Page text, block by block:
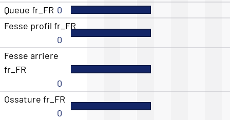
Queue fr_FR 0
Fesse profil fr_FR
0
Fesse arriere
fr_FR
0
Ossature fr_FR
0